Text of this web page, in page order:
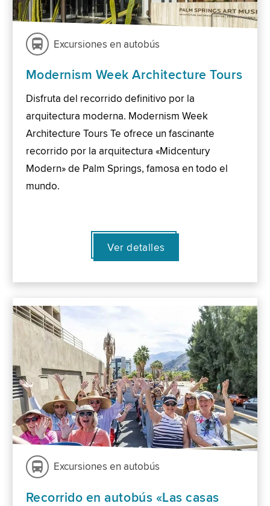
Excursiones en autobús
Modernism Week Architecture Tours
Disfruta del recorrido definitivo por la
arquitectura moderna. Modernism Week
Architecture Tours Te ofrece un fascinante
recorrido por la arquitectura «Midcentury
Modern» de Palm Springs, famosa en todo el
mundo.
Ver detalles
Excursiones en autobús
Recorrido en autobús «Las casas